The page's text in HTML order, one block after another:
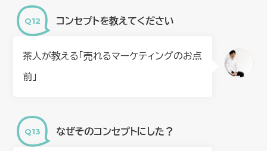
コンセプトを教えてください
茶人が教える「売れるマーケティングのお点
前」
なぜそのコンセプトにした？